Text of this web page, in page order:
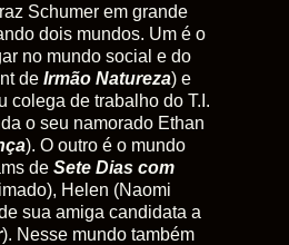
Schumer em grande
dois mundos. Um é o
no mundo social e do
de Irmão Natureza) e
colega de trabalho do T.I.
o seu namorado Ethan
). O outro é o mundo
de Sete Dias com
Helen (Naomi
sua amiga candidata a
). Nesse mundo também